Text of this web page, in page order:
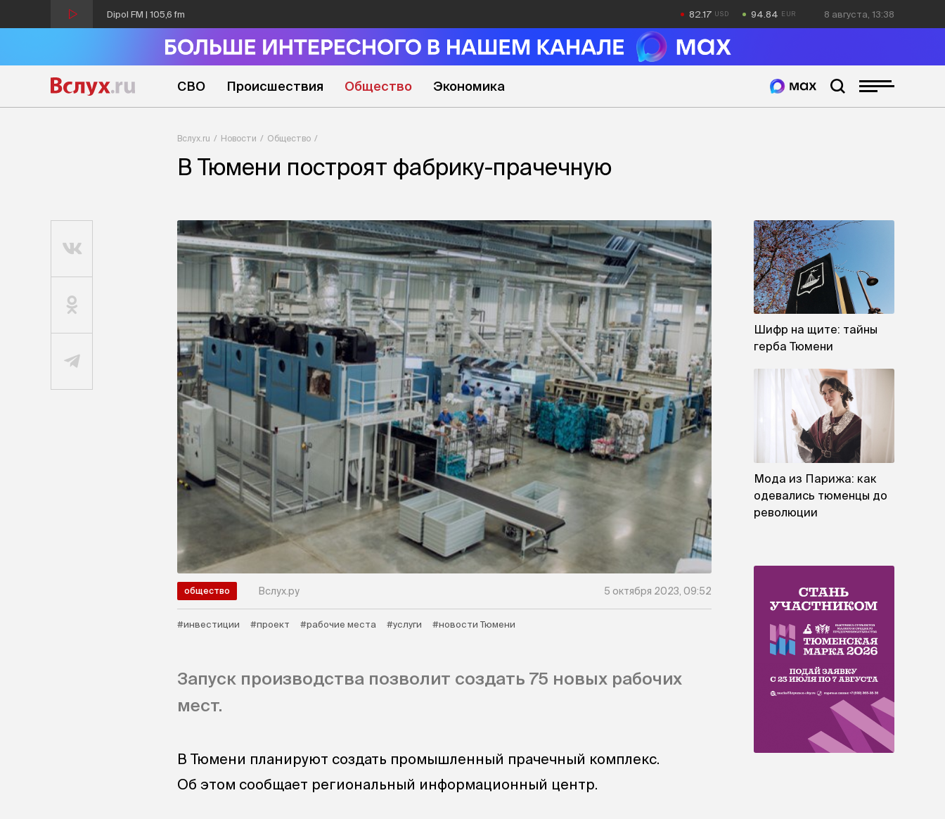
Dipol FM | 105,6 fm 82.17 94.84 8 августа, 13:38
СВО Происшествия Общество Экономика
Вслух.ru Новости Общество
В Тюмени построят фабрику-прачечную
общество Вслух.ру 5 октября 2023, 09:52
#инвестиции #проект #рабочие места #услуги #новости Тюмени
Запуск производства позволит создать 75 новых рабочих
мест.
В Тюмени планируют создать промышленный прачечный комплекс.
Об этом сообщает региональный информационный центр.
Шифр на щите: тайны
герба Тюмени
Мода из Парижа: как
одевались тюменцы до
революции